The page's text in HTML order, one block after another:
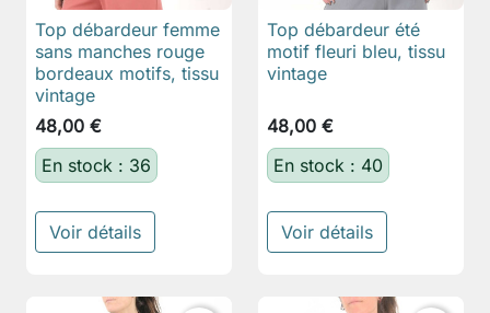
Top débardeur femme
sans manches rouge
bordeaux motifs, tissu
vintage
48,00 €
En stock : 36
Voir détails
Top débardeur été
motif fleuri bleu, tissu
vintage
48,00 €
En stock : 40
Voir détails